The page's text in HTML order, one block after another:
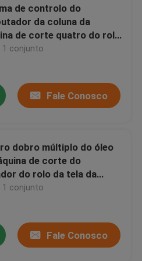
de controlo do
da coluna da
de corte quatro do rolo
de matéria têxtil
1 conjunto
Fale Conosco
dobro múltiplo do óleo
de corte do
do rolo da tela da
1 conjunto
Fale Conosco